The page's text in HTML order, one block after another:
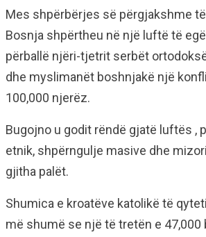
Mes shpërbërjes së përgjakshme
Bosnja shpërtheu në një luftë të
përballë njëri-tjetrit serbët
dhe myslimanët boshnjakë një
100,000 njerëz.
Bugojno u godit rëndë gjatë luftës ,
etnik, shpërngulje masive dhe
gjitha palët.
Shumica e kroatëve katolikë të
më shumë se një të tretën e 47,000